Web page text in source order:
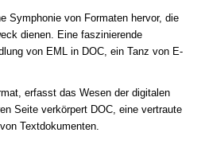
Symphonie von Formaten hervor, die
dienen. Eine faszinierende
von EML in DOC, ein Tanz von E-
erfasst das Wesen der digitalen
Seite verkörpert DOC, eine vertraute
Textdokumenten.